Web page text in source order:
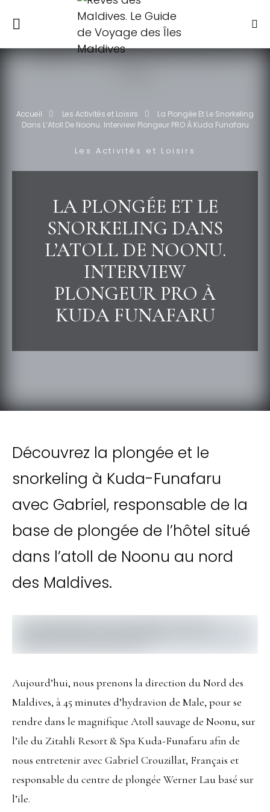
Accueil Les Activités et Loisirs
La Plongée Et Le Snorkeling
Dans L’Atoll De Noonu. Interview Plongeur PRO À Kuda Funafaru
Les Activités et Loisirs
LA PLONGÉE ET LE
SNORKELING DANS
L’ATOLL DE NOONU.
INTERVIEW
PLONGEUR PRO À
KUDA FUNAFARU
Découvrez la plongée et le
snorkeling à Kuda-Funafaru
avec Gabriel, responsable de la
base de plongée de l’hôtel situé
dans l’atoll de Noonu au nord
des Maldives.
Aujourd’hui, nous prenons la direction du Nord des
Maldives, à 45 minutes d’hydravion de Male, pour se
rendre dans le magnifique Atoll sauvage de Noonu, sur
l’ile du Zitahli Resort & Spa Kuda-Funafaru afin de
nous entretenir avec Gabriel Crouzillat, Français et
responsable du centre de plongée Werner Lau basé sur
l’ile.